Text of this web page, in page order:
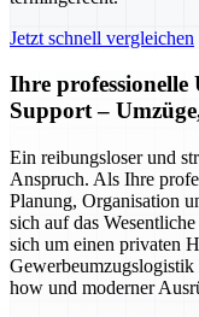
Jetzt schnell vergleichen
Ihre professionelle
Support –
Ein reibungsloser und
Anspruch. Als Ihre
Planung, Organisation
sich auf das
sich um einen privaten
how und moderner